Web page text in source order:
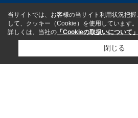
当サイトでは、お客様の当サイト利用状況把
して、クッキー（Cookie）を使用しています。
詳しくは、当社の 「Cookieの取扱いについて」
閉じる